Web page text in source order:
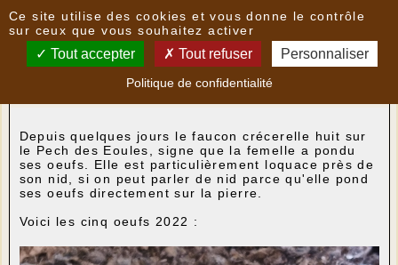
Nouvelles
Bientôt cinq naissances... - le04/05/2022 18:57
Depuis quelques jours le faucon crécerelle huit sur
le Pech des Eoules, signe que la femelle a pondu
ses oeufs. Elle est particulièrement loquace près de
son nid, si on peut parler de nid parce qu'elle pond
ses oeufs directement sur la pierre.
Voici les cinq oeufs 2022 :
Ce site utilise des cookies et vous donne le contrôle
sur ceux que vous souhaitez activer
Tout accepter Tout refuser Personnaliser
Politique de confidentialité